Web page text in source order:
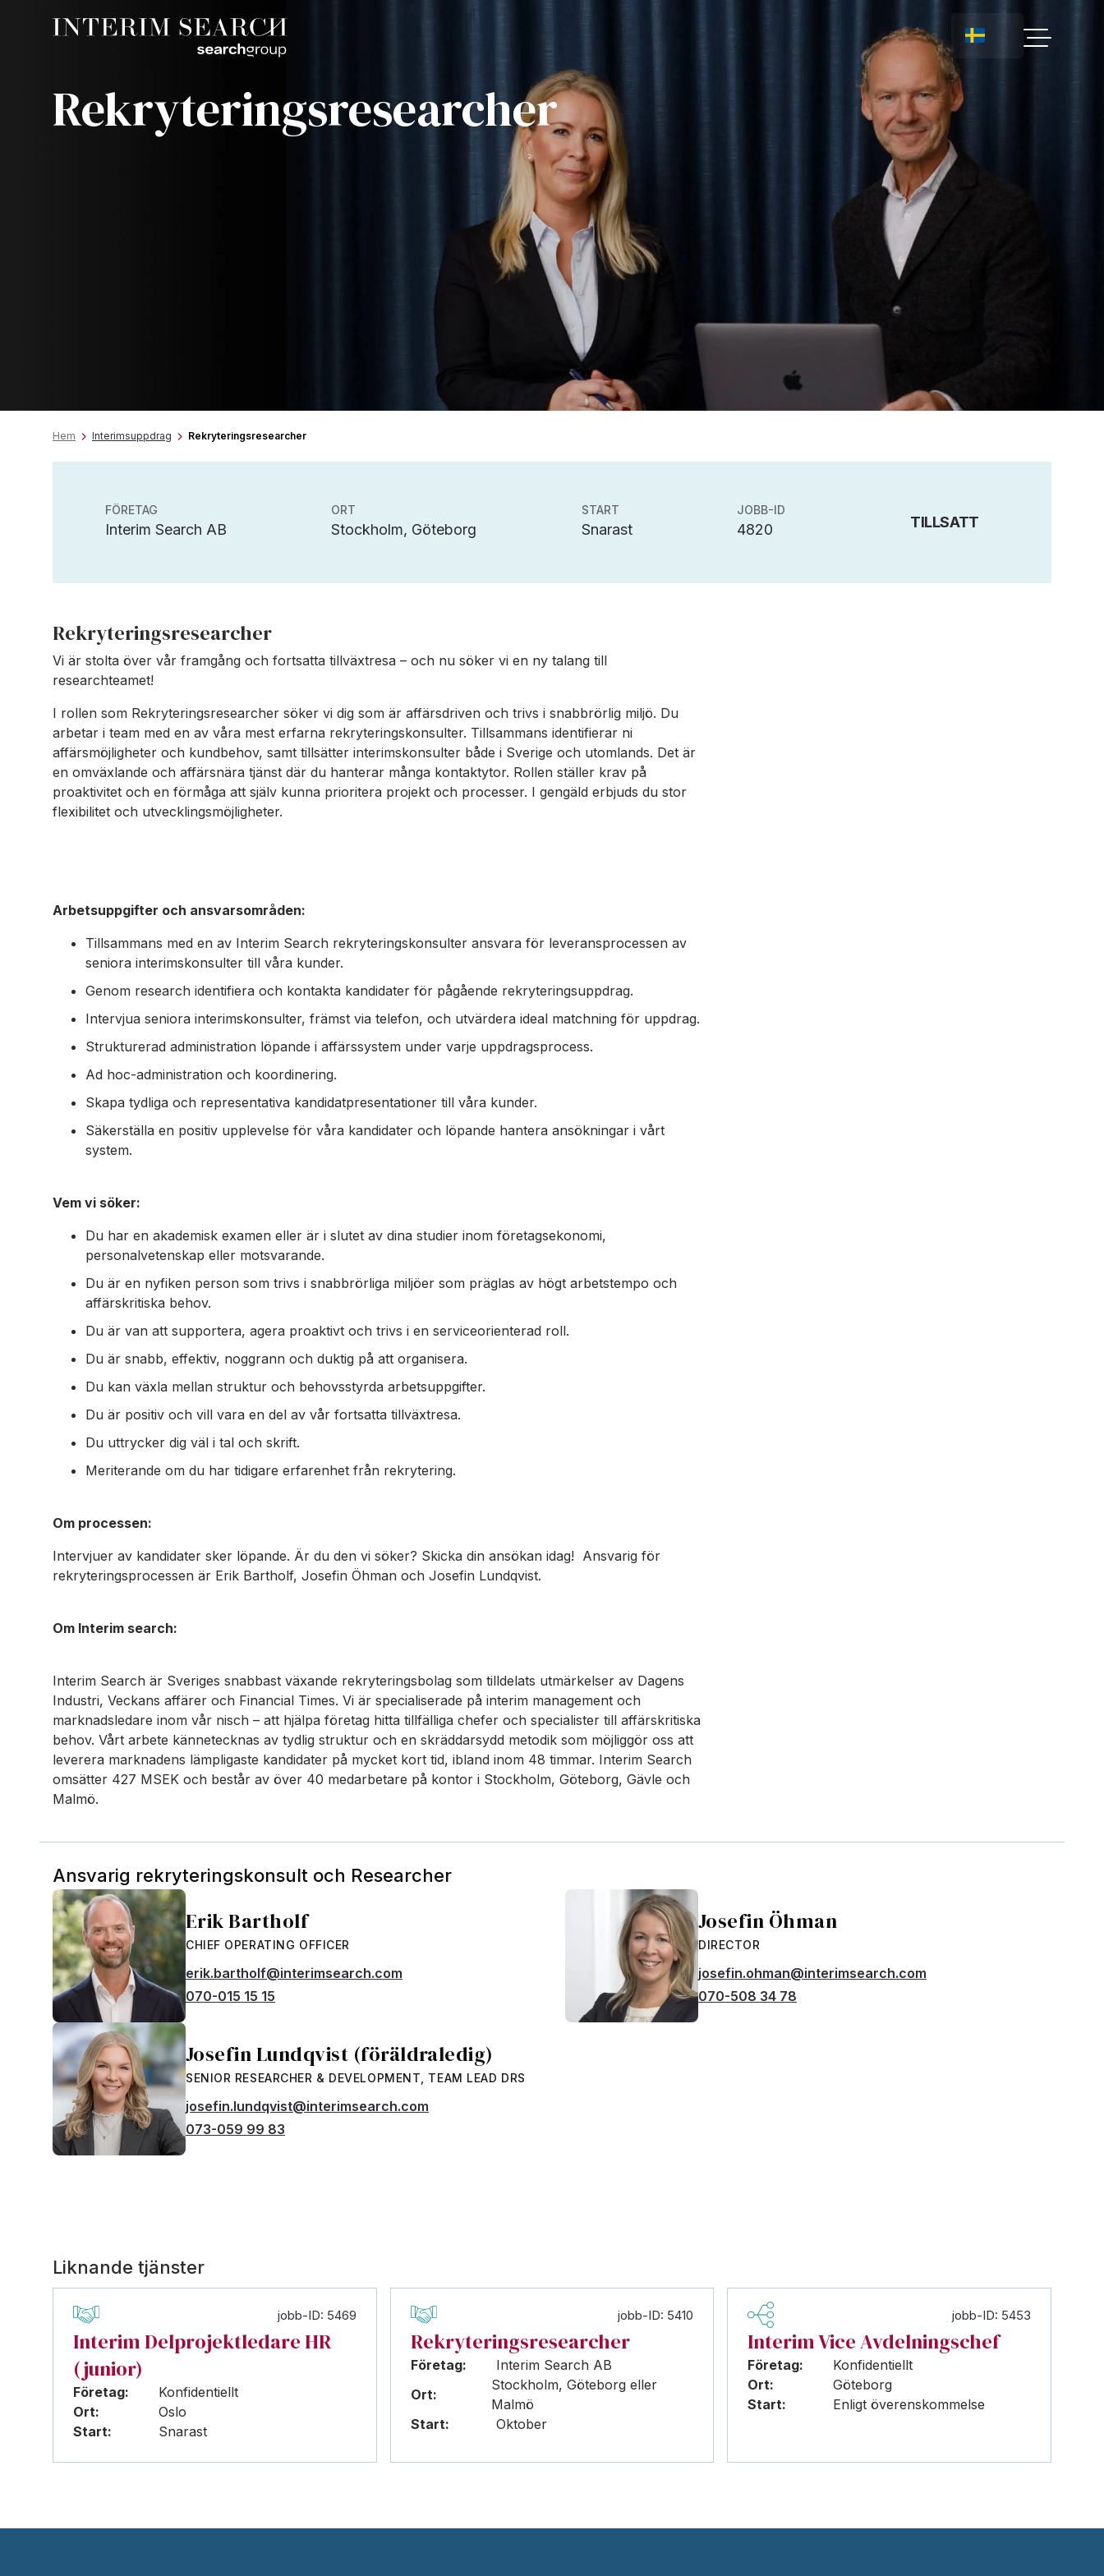
Rekryteringsresearcher
Hem Interimsuppdrag Rekryteringsresearcher
FÖRETAG
Interim Search AB
ORT
Stockholm, Göteborg
START
Snarast
JOBB-ID
4820 TILLSATT
Rekryteringsresearcher
Vi är stolta över vår framgång och fortsatta tillväxtresa – och nu söker vi en ny talang till
researchteamet!
I rollen som Rekryteringsresearcher söker vi dig som är affärsdriven och trivs i snabbrörlig miljö. Du
arbetar i team med en av våra mest erfarna rekryteringskonsulter. Tillsammans identifierar ni
affärsmöjligheter och kundbehov, samt tillsätter interimskonsulter både i Sverige och utomlands. Det är
en omväxlande och affärsnära tjänst där du hanterar många kontaktytor. Rollen ställer krav på
proaktivitet och en förmåga att själv kunna prioritera projekt och processer. I gengäld erbjuds du stor
flexibilitet och utvecklingsmöjligheter.
Arbetsuppgifter och ansvarsområden:
Tillsammans med en av Interim Search rekryteringskonsulter ansvara för leveransprocessen av
seniora interimskonsulter till våra kunder.
Genom research identifiera och kontakta kandidater för pågående rekryteringsuppdrag.
Intervjua seniora interimskonsulter, främst via telefon, och utvärdera ideal matchning för uppdrag.
Strukturerad administration löpande i affärssystem under varje uppdragsprocess.
Ad hoc-administration och koordinering.
Skapa tydliga och representativa kandidatpresentationer till våra kunder.
Säkerställa en positiv upplevelse för våra kandidater och löpande hantera ansökningar i vårt
system.
Vem vi söker:
Du har en akademisk examen eller är i slutet av dina studier inom företagsekonomi,
personalvetenskap eller motsvarande.
Du är en nyfiken person som trivs i snabbrörliga miljöer som präglas av högt arbetstempo och
affärskritiska behov.
Du är van att supportera, agera proaktivt och trivs i en serviceorienterad roll.
Du är snabb, effektiv, noggrann och duktig på att organisera.
Du kan växla mellan struktur och behovsstyrda arbetsuppgifter.
Du är positiv och vill vara en del av vår fortsatta tillväxtresa.
Du uttrycker dig väl i tal och skrift.
Meriterande om du har tidigare erfarenhet från rekrytering.
Om processen:
Intervjuer av kandidater sker löpande. Är du den vi söker? Skicka din ansökan idag! Ansvarig för
rekryteringsprocessen är Erik Bartholf, Josefin Öhman och Josefin Lundqvist.
Om Interim search:
Interim Search är Sveriges snabbast växande rekryteringsbolag som tilldelats utmärkelser av Dagens
Industri, Veckans affärer och Financial Times. Vi är specialiserade på interim management och
marknadsledare inom vår nisch – att hjälpa företag hitta tillfälliga chefer och specialister till affärskritiska
behov. Vårt arbete kännetecknas av tydlig struktur och en skräddarsydd metodik som möjliggör oss att
leverera marknadens lämpligaste kandidater på mycket kort tid, ibland inom 48 timmar. Interim Search
omsätter 427 MSEK och består av över 40 medarbetare på kontor i Stockholm, Göteborg, Gävle och
Malmö.
Ansvarig rekryteringskonsult och Researcher
Erik Bartholf
CHIEF OPERATING OFFICER
erik.bartholf@interimsearch.com
070-015 15 15
Josefin Öhman
DIRECTOR
josefin.ohman@interimsearch.com
070-508 34 78
Josefin Lundqvist (föräldraledig)
SENIOR RESEARCHER & DEVELOPMENT, TEAM LEAD DRS
josefin.lundqvist@interimsearch.com
073-059 99 83
Liknande tjänster
jobb-ID: 5469
Interim Delprojektledare HR
(junior)
Företag:
Konfidentiellt
Ort:
Oslo
Start:
Snarast
jobb-ID: 5410
Rekryteringsresearcher
Företag:
Interim Search AB
Ort:
Stockholm, Göteborg eller
Malmö
Start:
Oktober
jobb-ID: 5453
Interim Vice Avdelningschef
Företag:
Konfidentiellt
Ort:
Göteborg
Start:
Enligt överenskommelse